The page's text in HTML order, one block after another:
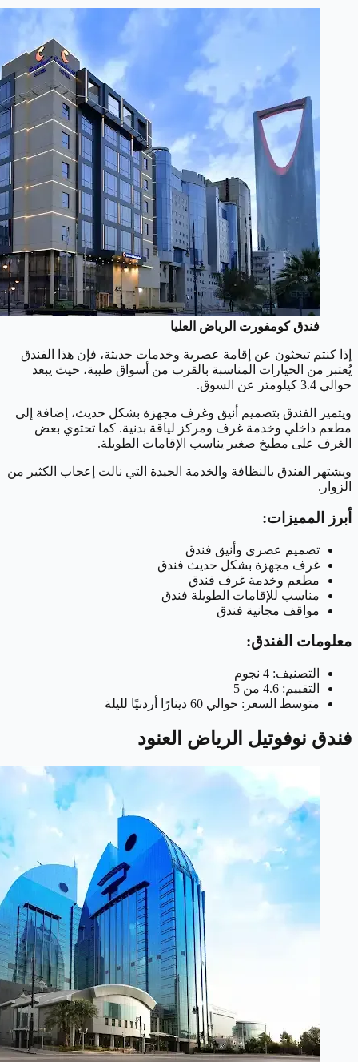
فندق كومفورت الرياض العليا
إذا كنتم تبحثون عن إقامة عصرية وخدمات حديثة، فإن هذا الفندق
يُعتبر من الخيارات المناسبة بالقرب من أسواق طيبة، حيث يبعد
حوالي 3.4 كيلومتر عن السوق.
ويتميز الفندق بتصميم أنيق وغرف مجهزة بشكل حديث، إضافة إلى
مطعم داخلي وخدمة غرف ومركز لياقة بدنية. كما تحتوي بعض
الغرف على مطبخ صغير يناسب الإقامات الطويلة.
ويشتهر الفندق بالنظافة والخدمة الجيدة التي نالت إعجاب الكثير من
الزوار.
أبرز المميزات:
تصميم عصري وأنيق فندق
غرف مجهزة بشكل حديث فندق
مطعم وخدمة غرف فندق
مناسب للإقامات الطويلة فندق
مواقف مجانية فندق
معلومات الفندق:
التصنيف: 4 نجوم
التقييم: 4.6 من 5
متوسط السعر: حوالي 60 دينارًا أردنيًا لليلة
فندق نوفوتيل الرياض العنود